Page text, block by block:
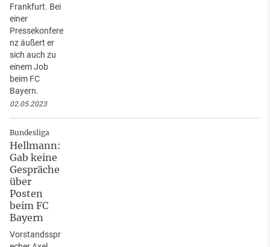
Frankfurt. Bei
einer
Pressekonfere
nz äußert er
sich auch zu
einem Job
beim FC
Bayern.
02.05.2023
Bundesliga
Hellmann:
Gab keine
Gespräche
über
Posten
beim FC
Bayern
Vorstandsspr